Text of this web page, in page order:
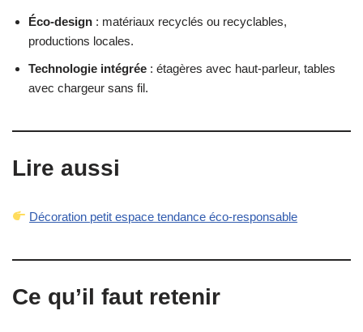
Éco-design : matériaux recyclés ou recyclables,
productions locales.
Technologie intégrée : étagères avec haut-parleur, tables
avec chargeur sans fil.
Lire aussi
Décoration petit espace tendance éco-responsable
Ce qu’il faut retenir